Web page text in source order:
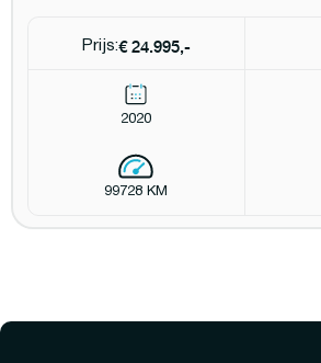
Prijs:€ 24.995,-
2020
99728 KM